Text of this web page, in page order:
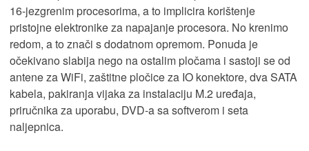
16-jezgrenim procesorima, a to implicira korištenje
pristojne elektronike za napajanje procesora. No krenimo
redom, a to znači s dodatnom opremom. Ponuda je
očekivano slabija nego na ostalim pločama i sastoji se od
antene za WiFi, zaštitne pločice za IO konektore, dva SATA
kabela, pakiranja vijaka za instalaciju M.2 uređaja,
priručnika za uporabu, DVD-a sa softverom i seta
naljepnica.